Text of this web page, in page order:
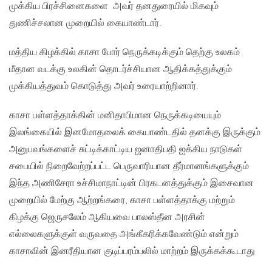
முக்கிய பிரச்சினைகளை அவர் தனதுரையில் மிகவும்
துணிச்சலான முறையில் கையாண்டார்.
மத்திய கிழக்கில் காசா போர் நெருக்கடிக்கும் தெற்கு உலகம்
மீதான வடக்கு உலகின் தொடர்ச்சியான ஆதிக்கத்துக்கும்
முக்கியத்துவம் கொடுத்து அவர் உரையாற்றினார்.
காசா பள்ளத்தாக்கின் மனிதாபிமான நெருக்கடியையும்
இலங்கையில் இனமோதலைக் கையாண்டதில் தனக்கு இருக்கும்
அனுபவங்களைச் சுட்டிக்காட்டிய ஜனாதிபதி ஐக்கிய நாடுகள்
சபையில் நிறைவேற்றப்பட்ட பெருவாரியான தீர்மானங்களுக்கும்
இந்த அணிசேரா உச்சிமாநாட்டின் பிரகடனத்துக்கும் இசைவான
முறையில் மேற்கு ஆற்றங்கரை, காசா பள்ளத்தாக்கு மற்றும்
கிழக்கு ஜெருசலேம் ஆகியவை பாலஸ்தீன அரசின்
எல்லைகளுக்குள் வருவதை அங்கீகரிக்கவேண்டும் என்றும்
காசாவின் இனரீதியான குடிப்பரம்பலில் மாற்றம் இருக்கக்கூடாது